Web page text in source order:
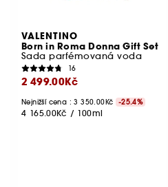
VALENTINO
Born in Roma Donna Gift Set
Sada parfémovaná voda
16
2 499.00Kč
Nejnižší cena : 3 350.00Kč -25.4%
4 165.00Kč / 100ml